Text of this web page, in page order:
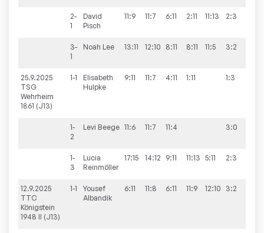
2-
1
David
Pisch
11:9 11:7 6:11 2:11 11:13 2:3
3-
1
Noah Lee 13:11 12:10 8:11 8:11 11:5 3:2
25.9.2025
TSG
Wehrheim
1861 (J13)
1-1
Elisabeth
Hulpke
9:11 11:7 4:11 1:11 1:3
1-
2
Levi Beege 11:6 11:7 11:4 3:0
1-
3
Lucia
Reinmöller
17:15 14:12 9:11 11:13 5:11 2:3
12.9.2025
TTC
Königstein
1948 II (J13)
1-1
Yousef
Albandik
6:11 11:8 6:11 11:9 12:10 3:2